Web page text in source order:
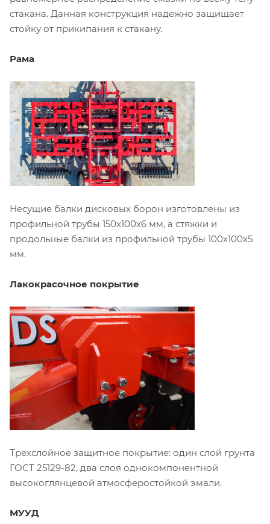
стакана. Данная конструкция надежно защищает
стойку от прикипания к стакану.
Рама
Несущие балки дисковых борон изготовлены из
профильной трубы 150х100х6 мм, а стяжки и
продольные балки из профильной трубы 100х100х5
мм.
Лакокрасочное покрытие
Трехслойное защитное покрытие: один слой грунта
ГОСТ 25129-82, два слоя однокомпонентной
высокоглянцевой атмосферостойкой эмали.
МУУД